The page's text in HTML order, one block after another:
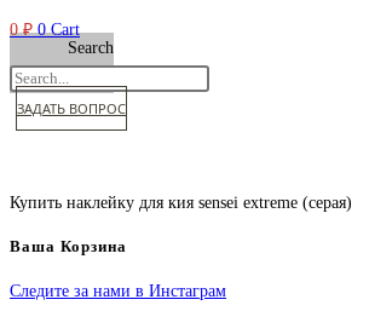
0₽ 0 Cart
Search
ЗАДАТЬ ВОПРОС
Купить наклейку для кия sensei extreme (серая)
Ваша Корзина
Следите за нами в Инстаграм